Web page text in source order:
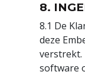
8.
8.1 De
deze
verstrekt.
software